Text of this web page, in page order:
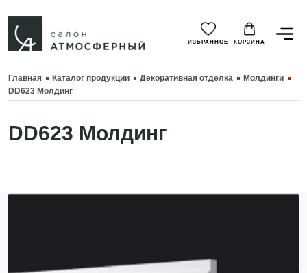
ИЗБРАННОЕ КОРЗИНА
Главная Каталог продукции Декоративная отделка
Молдинги
DD623 Молдинг
DD623 Молдинг